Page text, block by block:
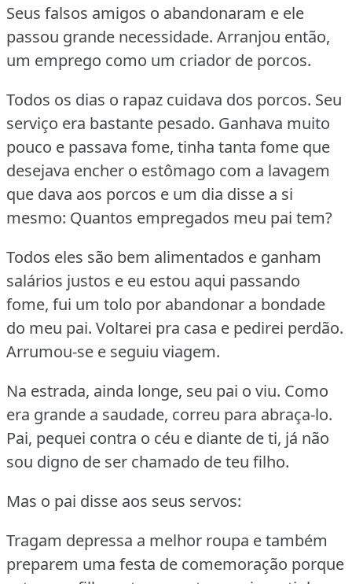
Seus falsos amigos o abandonaram e ele
passou grande necessidade. Arranjou então,
um emprego como um criador de porcos.
Todos os dias o rapaz cuidava dos porcos. Seu
serviço era bastante pesado. Ganhava muito
pouco e passava fome, tinha tanta fome que
desejava encher o estômago com a lavagem
que dava aos porcos e um dia disse a si
mesmo: Quantos empregados meu pai tem?
Todos eles são bem alimentados e ganham
salários justos e eu estou aqui passando
fome, fui um tolo por abandonar a bondade
do meu pai. Voltarei pra casa e pedirei perdão.
Arrumou-se e seguiu viagem.
Na estrada, ainda longe, seu pai o viu. Como
era grande a saudade, correu para abraça-lo.
Pai, pequei contra o céu e diante de ti, já não
sou digno de ser chamado de teu filho.
Mas o pai disse aos seus servos:
Tragam depressa a melhor roupa e também
preparem uma festa de comemoração porque